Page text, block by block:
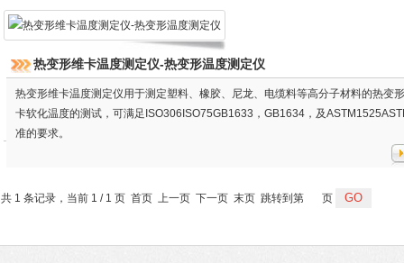
热变形维卡温度测定仪-热变形温度测定仪
热变形维卡温度测定仪用于测定塑料、橡胶、尼龙、电缆料等高分子材料的热变
卡软化温度的测试，可满足ISO306ISO75GB1633，GB1634，及
准的要求。
共 1 条记录，当前 1 / 1 页 首页 上一页 下一页 末页 跳转到第 页